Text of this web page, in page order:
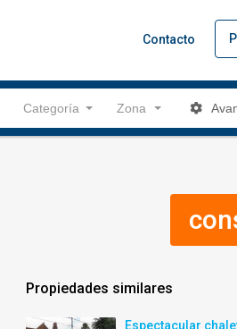
Contacto
Categoría Zona
Propiedades similares
Espectacular